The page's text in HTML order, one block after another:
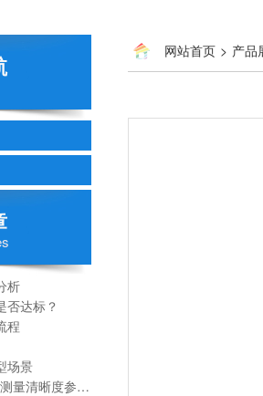
析
否达标？
程
场景
CS-720钢化玻璃高清薄膜测量清晰度参数分析
网站首页 > 产品